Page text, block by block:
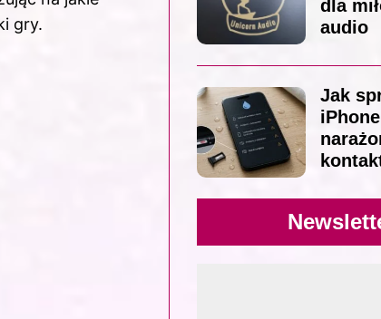
gry.
dla
audio
Jak